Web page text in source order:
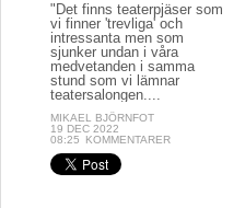
"Det finns teaterpjäser som
vi finner 'trevliga' och
intressanta men som
sjunker undan i våra
medvetanden i samma
stund som vi lämnar
teatersalongen....
MIKAEL BJÖRNFOT
19 DEC 2022
08:25
KOMMENTARER